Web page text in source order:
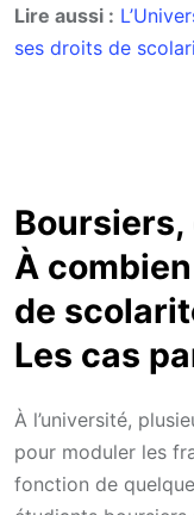
Lire aussi :
ses droits de
À
de
Les cas
À l’université,
pour moduler les
fonction de